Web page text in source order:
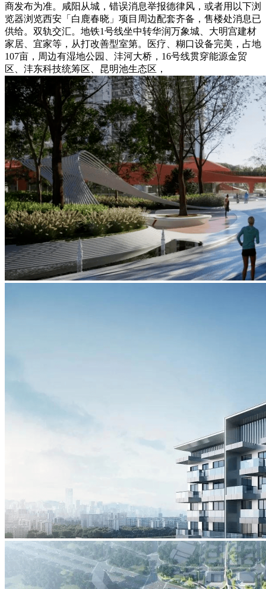
商发布为准。咸阳从城，错误消息举报德律风，或者用以下浏
览器浏览西安「白鹿春晓」项目周边配套齐备，售楼处消息已
供给。双轨交汇。地铁1号线坐中转华润万象城、大明宫建材
家居、宜家等，从打改善型室第。医疗、糊口设备完美，占地
107亩，周边有湿地公园、沣河大桥，16号线贯穿能源金贸
区、沣东科技统筹区、昆明池生态区，